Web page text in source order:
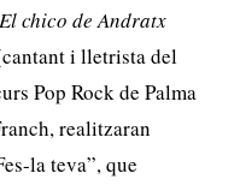
El chico de Andratx
i lletrista del
Pop Rock de Palma
realitzaran
la teva”, que